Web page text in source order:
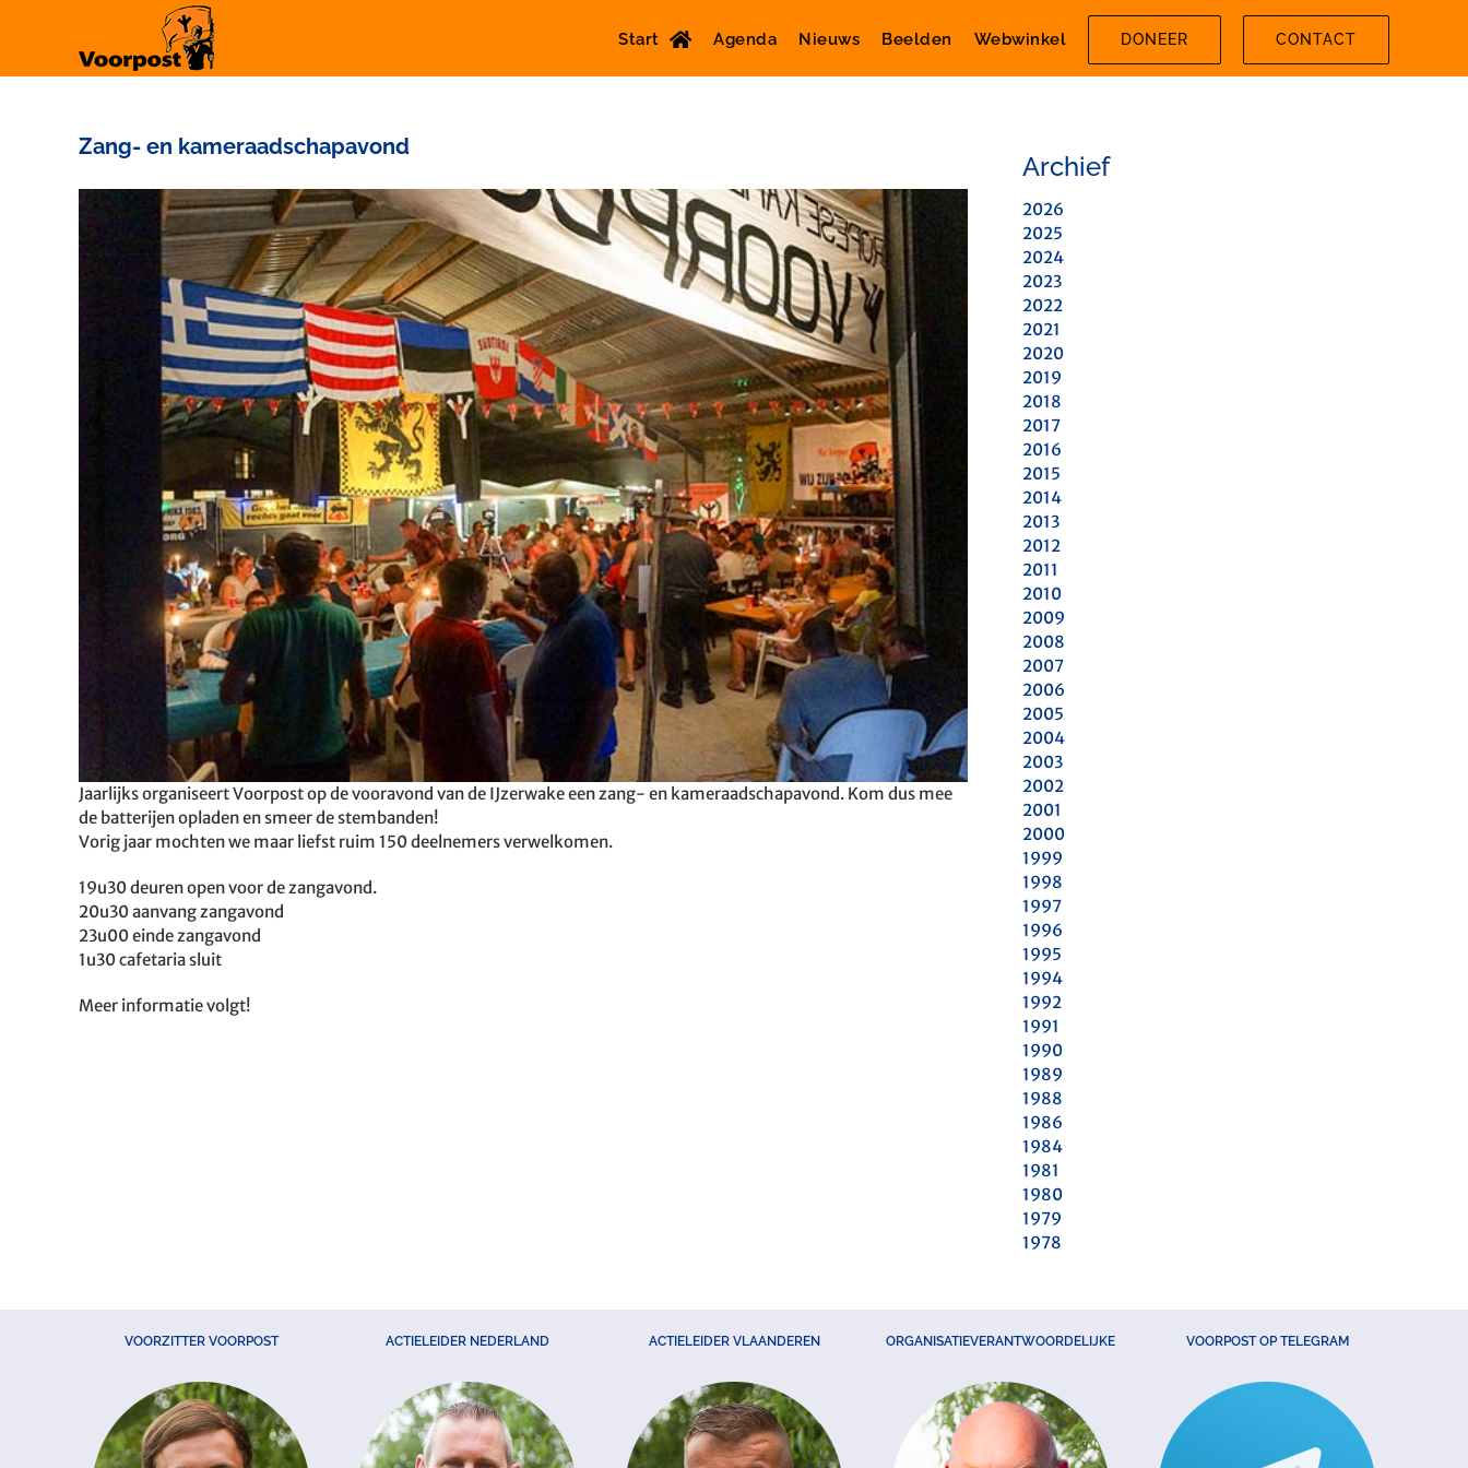
Start Agenda Nieuws Beelden Webwinkel DONEER CONTACT
Zang- en kameraadschapavond
Bekijk
afbeelding
Jaarlijks organiseert Voorpost op de vooravond van de IJzerwake een zang- en kameraadschapavond. Kom dus mee
de batterijen opladen en smeer de stembanden!
Vorig jaar mochten we maar liefst ruim 150 deelnemers verwelkomen.
19u30 deuren open voor de zangavond.
20u30 aanvang zangavond
23u00 einde zangavond
1u30 cafetaria sluit
Meer informatie volgt!
Archief
2026
2025
2024
2023
2022
2021
2020
2019
2018
2017
2016
2015
2014
2013
2012
2011
2010
2009
2008
2007
2006
2005
2004
2003
2002
2001
2000
1999
1998
1997
1996
1995
1994
1992
1991
1990
1989
1988
1986
1984
1981
1980
1979
1978
VOORZITTER VOORPOST ACTIELEIDER NEDERLAND ACTIELEIDER VLAANDEREN ORGANISATIEVERANTWOORDELIJKE VOORPOST OP TELEGRAM